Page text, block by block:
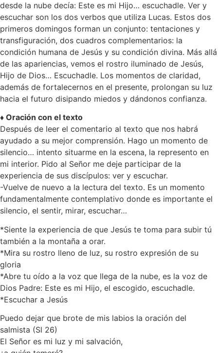
desde la nube decía: Este es mi Hijo… escuchadle. Ver y
escuchar son los dos verbos que utiliza Lucas. Estos dos
primeros domingos forman un conjunto: tentaciones y
transfiguración, dos cuadros complementarios: la
condición humana de Jesús y su condición divina. Más allá
de las apariencias, vemos el rostro iluminado de Jesús,
Hijo de Dios… Escuchadle. Los momentos de claridad,
además de fortalecernos en el presente, prolongan su luz
hacia el futuro disipando miedos y dándonos confianza.
♦ Oración con el texto
Después de leer el comentario al texto que nos habrá
ayudado a su mejor comprensión. Hago un momento de
silencio… intento situarme en la escena, la represento en
mi interior. Pido al Señor me deje participar de la
experiencia de sus discípulos: ver y escuchar.
-Vuelve de nuevo a la lectura del texto. Es un momento
fundamentalmente contemplativo donde es importante el
silencio, el sentir, mirar, escuchar…
*Siente la experiencia de que Jesús te toma para subir tú
también a la montaña a orar.
*Mira su rostro lleno de luz, su rostro expresión de su
gloria
*Abre tu oído a la voz que llega de la nube, es la voz de
Dios Padre: Este es mi Hijo, el escogido, escuchadle.
*Escuchar a Jesús
Puedo dejar que brote de mis labios la oración del
salmista (Sl 26)
El Señor es mi luz y mi salvación,